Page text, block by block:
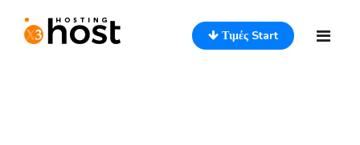
Τιμές Start